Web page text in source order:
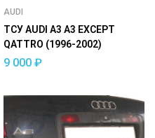
AUDI
ТСУ AUDI A3 A3 EXCEPT
QATTRO (1996-2002)
9 000 ₽